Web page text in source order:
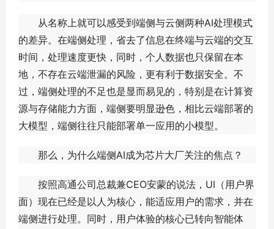
从名称上就可以感受到端侧与云侧两种AI处理模式
的差异。在端侧处理，省去了信息在终端与云端的交互
时间，处理速度更快，同时，个人数据也只保留在本
地，不存在云端泄漏的风险，更有利于数据安全。不
过，端侧处理的不足也是显而易见的，特别是在计算资
源与存储能力方面，端侧要明显逊色，相比云端部署的
大模型，端侧往往只能部署单一应用的小模型。
那么，为什么端侧AI成为芯片大厂关注的焦点？
按照高通公司总裁兼CEO安蒙的说法，UI（用户界
面）现在已经是以人为核心，能适应用户的需求，并在
端侧进行处理。同时，用户体验的核心已转向智能体